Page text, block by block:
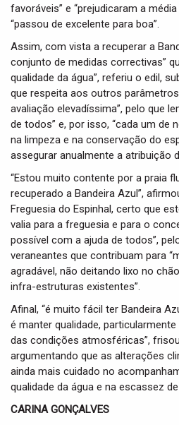
favoráveis” e “prejudicaram a
“passou de excelente para boa”.
Assim, com vista a recuperar a
conjunto de medidas correctivas”
qualidade da água”, referiu o edil,
que respeita aos outros
avaliação elevadíssima”, pelo que
de todos” e, por isso, “cada um de
na limpeza e na conservação do
assegurar anualmente a atribuição
“Estou muito contente por a praia
recuperado a Bandeira Azul”,
Freguesia do Espinhal, certo que
valia para a freguesia e para o
possível com a ajuda de todos”,
veraneantes que contribuam para
agradável, não deitando lixo no
infra-estruturas existentes”.
Afinal, “é muito fácil ter Bandeira
é manter qualidade,
das condições atmosféricas”,
argumentando que as alterações
ainda mais cuidado no
qualidade da água e na escassez de
CARINA GONÇALVES